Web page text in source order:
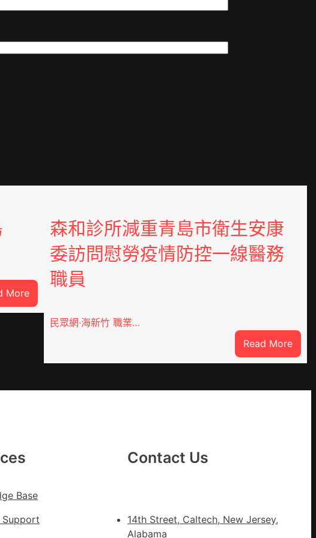
More:
世
森和診所減重青島市衛生安康
委訪問慰勞疫情防控一線醫務
職員
民眾網·海新竹 職業…
Read More:
森
診
Base
Contact Us
14th Street, Caltech, New Jersey,
Alabama